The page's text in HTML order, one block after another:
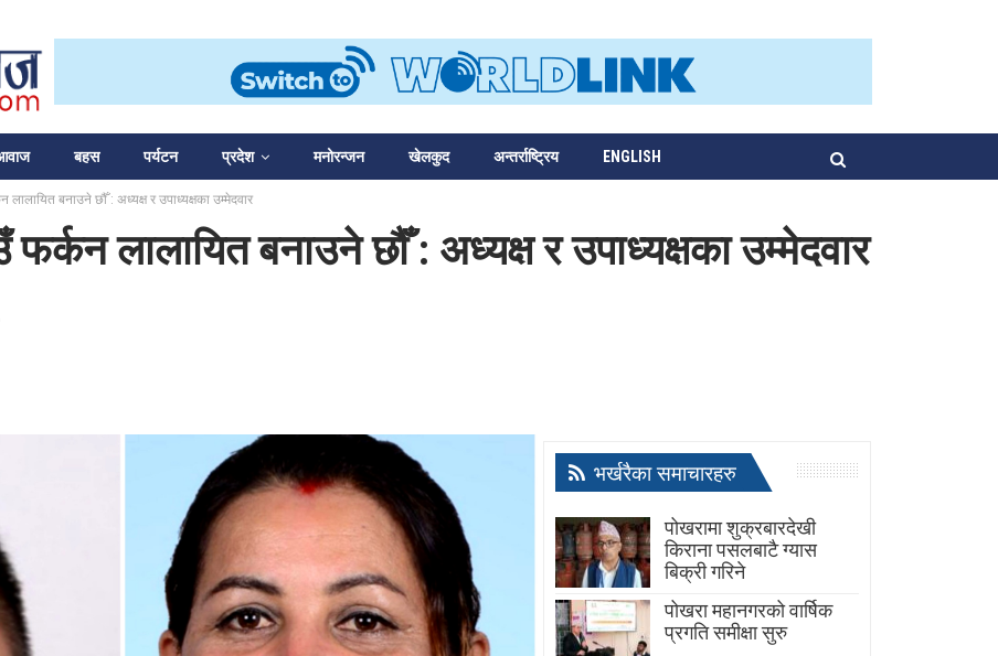
बहस पर्यटन प्रदेश मनोरन्जन खेलकुद अन्तर्राष्ट्रिय ENGLISH
लालायित बनाउने छौँ : अध्यक्ष र उपाध्यक्षका उम्मेदवार
फर्कन लालायित बनाउने छौँ : अध्यक्ष र उपाध्यक्षका उम्मेदवार
भर्खरैका समाचारहरु
पोखरामा शुक्रबारदेखी
किराना पसलबाटै ग्यास
बिक्री गरिने
पोखरा महानगरको वार्षिक
प्रगति समीक्षा सुरु